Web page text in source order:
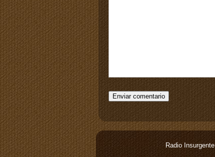
Radio Insurgente